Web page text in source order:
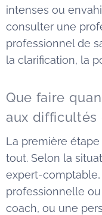
intenses ou
consulter une
professionnel de
la clarification, la
Que faire
aux difficultés
La première
tout. Selon la
expert-
professionnelle
coach, ou une